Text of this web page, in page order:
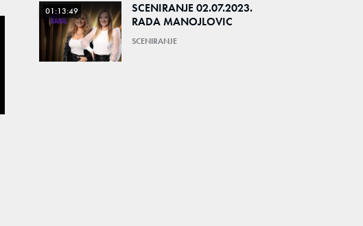
01:13:49
SCENIRANJE 02.07.2023.
RADA MANOJLOVIC
SCENIRANJE